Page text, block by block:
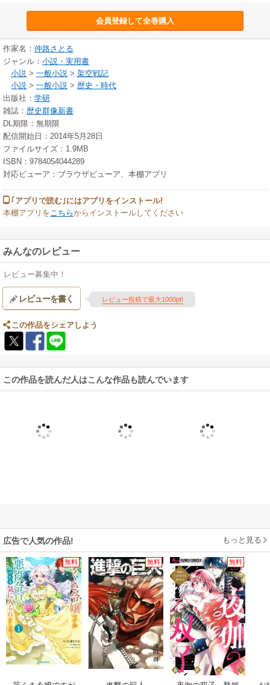
会員登録して全巻購入
作家名： 仲路さとる
ジャンル： 小説・実用書
小説 > 一般小説 > 架空戦記
小説 > 一般小説 > 歴史・時代
出版社： 学研
雑誌： 歴史群像新書
DL期限：無期限
配信開始日：2014年5月28日
ファイルサイズ：1.9MB
ISBN：9784054044289
対応ビューア：ブラウザビューア、本棚アプリ
｢アプリで読む｣にはアプリをインストール!
本棚アプリを こちらからインストールしてください
みんなのレビュー
レビュー募集中！
レビューを書く レビュー投稿で最大1000pt!
この作品をシェアしよう
この作品を読んだ人はこんな作品も読んでいます
広告で人気の作品! もっと見る
無料 無料 無料